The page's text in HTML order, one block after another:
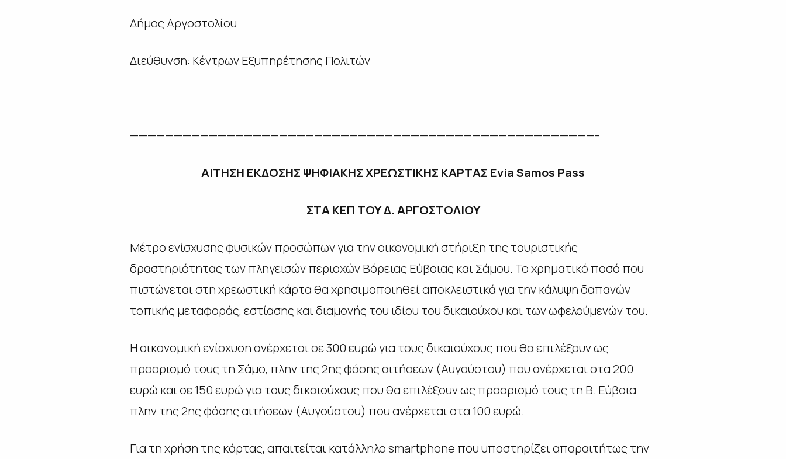
Δήμος Αργοστολίου
Διεύθυνση: Κέντρων Εξυπηρέτησης Πολιτών
—————————————————————————————————————————————————————-
ΑΙΤΗΣΗ ΕΚΔΟΣΗΣ ΨΗΦΙΑΚΗΣ ΧΡΕΩΣΤΙΚΗΣ ΚΑΡΤΑΣ EviaSamos Pass
ΣΤΑ ΚΕΠ ΤΟΥ Δ. ΑΡΓΟΣΤΟΛΙΟΥ
Μέτρο ενίσχυσης φυσικών προσώπων για την οικονομική στήριξη της τουριστικής
δραστηριότητας των πληγεισών περιοχών Βόρειας Εύβοιας και Σάμου. Το χρηματικό ποσό που
πιστώνεται στη χρεωστική κάρτα θα χρησιμοποιηθεί αποκλειστικά για την κάλυψη δαπανών
τοπικής μεταφοράς, εστίασης και διαμονής του ιδίου του δικαιούχου και των ωφελούμενών του.
Η οικονομική ενίσχυση ανέρχεται σε 300 ευρώ για τους δικαιούχους που θα επιλέξουν ως
προορισμό τους τη Σάμο, πλην της 2ης φάσης αιτήσεων (Αυγούστου) που ανέρχεται στα 200
ευρώ και σε 150 ευρώ για τους δικαιούχους που θα επιλέξουν ως προορισμό τους τη Β. Εύβοια
πλην της 2ης φάσης αιτήσεων (Αυγούστου) που ανέρχεται στα 100 ευρώ.
Για τη χρήση της κάρτας, απαιτείται κατάλληλοsmartphone που υποστηρίζει απαραιτήτως την